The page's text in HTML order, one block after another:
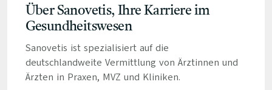
Über Sanovetis, Ihre Karriere im
Gesundheitswesen
Sanovetis ist spezialisiert auf die
deutschlandweite Vermittlung von Ärztinnen und
Ärzten in Praxen, MVZ und Kliniken.